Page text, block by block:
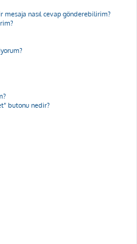
mesaja nasıl cevap gönderebilirim?
butonu nedir?